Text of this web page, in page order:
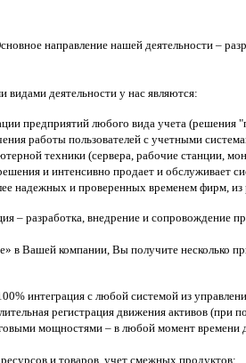
направление нашей деятельности –
деятельности у нас являются:
предприятий любого вида учета (решения
работы пользователей с учетными
техники (сервера, рабочие станции,
и интенсивно продает и обслуживает
надежных и проверенных временем фирм,
– разработка, внедрение и сопровождение
в Вашей компании, Вы получите несколько
интеграция с любой системой из
регистрация движения активов (при
мощностями – в любой момент времени
и товаров, учет смежных продуктов;